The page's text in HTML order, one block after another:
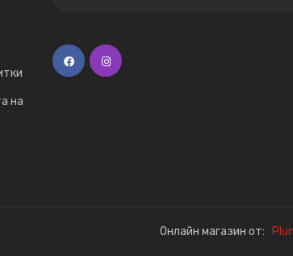
на
Онлайн магазин от: